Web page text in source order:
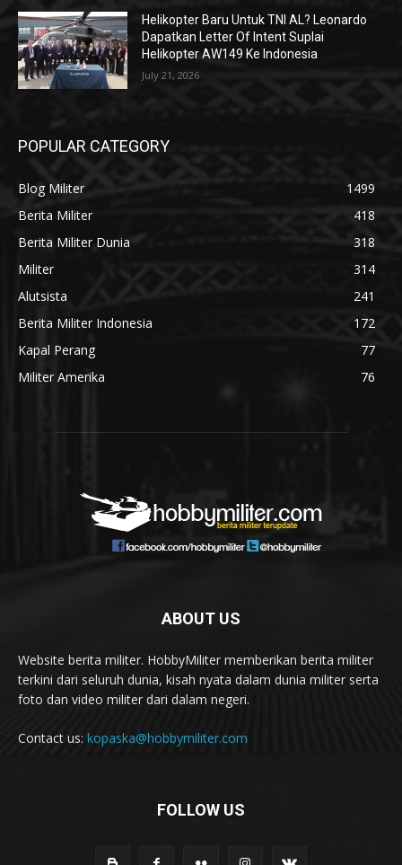
Helikopter Baru Untuk TNI AL? Leonardo
Dapatkan Letter Of Intent Suplai
Helikopter AW149 Ke Indonesia
July 21, 2026
POPULAR CATEGORY
Blog Militer
1499
Berita Militer
418
Berita Militer Dunia
318
Militer
314
Alutsista
241
Berita Militer Indonesia
172
Kapal Perang
77
Militer Amerika
76
ABOUT US
Website berita militer. HobbyMiliter memberikan berita militer
terkini dari seluruh dunia, kisah nyata dalam dunia militer serta
foto dan video militer dari dalam negeri.
Contact us: kopaska@hobbymiliter.com
FOLLOW US